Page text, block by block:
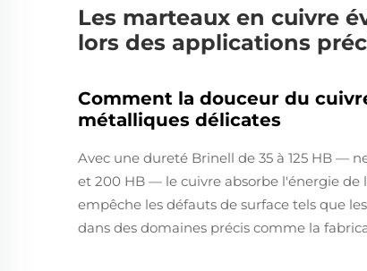
Les marteaux en cuivre
lors des applications
Comment la douceur du
métalliques délicates
Avec une dureté Brinell de 35 à 125 HB —
et 200 HB — le cuivre absorbe l'énergie
empêche les défauts de surface tels que
dans des domaines précis comme la